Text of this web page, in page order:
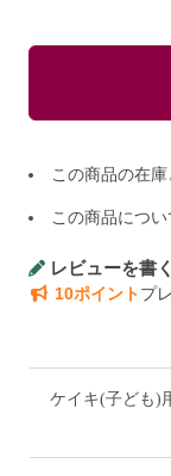
この商品の在
この商品につ
レビューを書く
10ポイントプ
ケイキ(子ども)